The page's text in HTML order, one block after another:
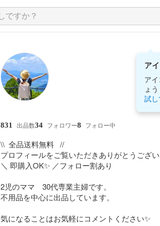
ア
ア
ょう
試し
831 出品数34 フォロワー8 フォロー中
\\  全品送料無料   //
プロフィールをご覧いただきありがとうござ
＼ 即購入OK✨ ／フォロー割あり
2児のママ　30代専業主婦です。
不用品を中心に出品しています。
気になることはお気軽にコメントください✨